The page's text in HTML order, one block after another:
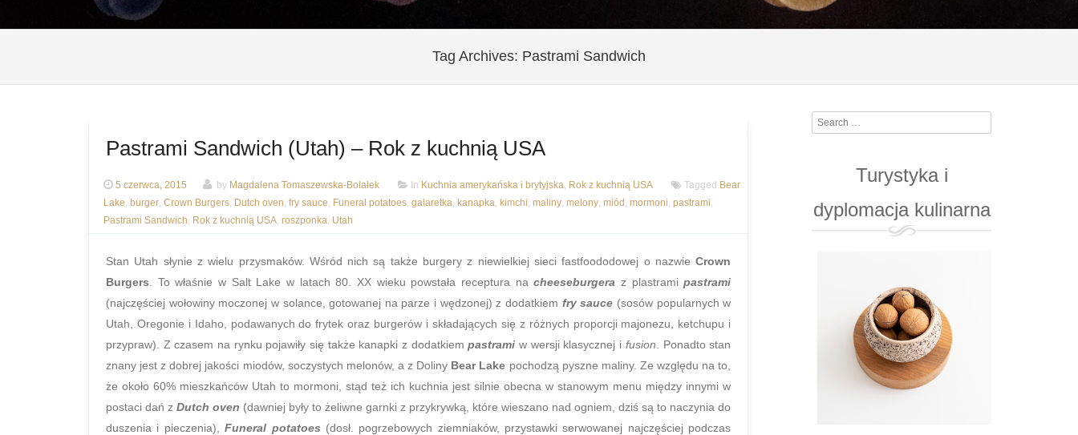
Tag Archives: Pastrami Sandwich
Pastrami Sandwich (Utah) – Rok z kuchnią USA
5 czerwca, 2015 by Magdalena Tomaszewska-Bolałek In Kuchnia amerykańska i brytyjska, Rok z kuchnią USA Tagged Bear
Lake, burger, Crown Burgers, Dutch oven, fry sauce, Funeral potatoes, galaretka, kanapka, kimchi, maliny, melony, miód , mormoni, pastrami,
Pastrami Sandwich, Rok z kuchnią USA, roszponka, Utah
Stan Utah słynie z wielu przysmaków. Wśród nich są także burgery z niewielkiej sieci fastfoododowej o nazwieCrown
Burgers . To właśnie w Salt Lake w latach 80. XX wieku powstała receptura nacheeseburgera z plastramipastrami
(najczęściej wołowiny moczonej w solance, gotowanej na parze i wędzonej) z dodatkiem fry sauce (sosów popularnych w
Utah, Oregonie i Idaho, podawanych do frytek oraz burgerów i składających się z różnych proporcji majonezu, ketchupu i
przypraw). Z czasem na rynku pojawiły się także kanapki z dodatkiempastrami w wersji klasycznej i fusion . Ponadto stan
znany jest z dobrej jakości miodów, soczystych melonów, a z Doliny Bear Lake pochodzą pyszne maliny. Ze względu na to,
że około 60% mieszkańców Utah to mormoni, stąd też ich kuchnia jest silnie obecna w stanowym menu między innymi w
postaci dań zDutch oven (dawniej były to żeliwne garnki z przykrywką, które wieszano nad ogniem, dziś są to naczynia do
duszenia i pieczenia),Funeral potatoes (dosł. pogrzebowych ziemniaków, przystawki serwowanej najczęściej podczas
Search
Turystyka i
dyplomacja kulinarna